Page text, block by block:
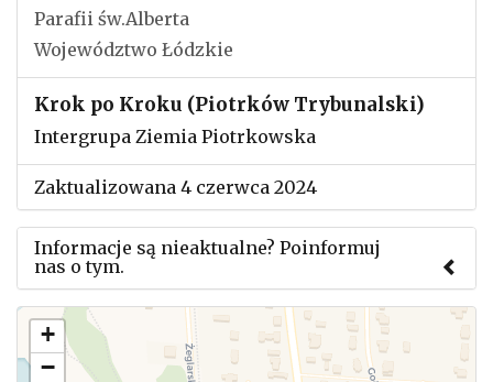
Parafii św.Alberta
Województwo Łódzkie
Krok po Kroku (Piotrków Trybunalski)
Intergrupa Ziemia Piotrkowska
Zaktualizowana 4 czerwca 2024
Informacje są nieaktualne? Poinformuj
nas o tym.
Użyj tego formularza aby przesłać informację o
zmianach w powyższym mityngu.
+
−